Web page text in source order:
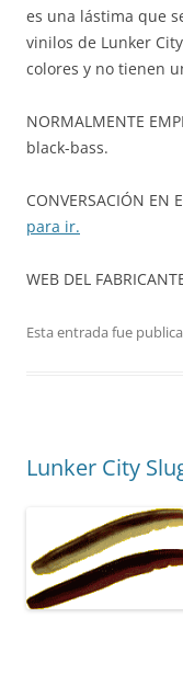
es una lástima que
vinilos de Lunker
colores y no tienen
NORMALMENTE
black-bass.
CONVERSACIÓN EN
para ir.
WEB DEL
Esta entrada fue
Lunker City